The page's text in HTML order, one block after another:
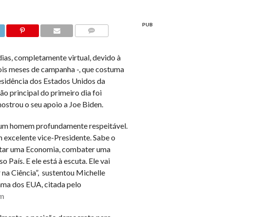
completamente virtual, devido à
meses de campanha -, que costuma
dos Estados Unidos da
principal do primeiro dia foi
o seu apoio a Joe Biden.
homem profundamente respeitável.
excelente vice-Presidente. Sabe o
uma Economia, combater uma
País. E ele está à escuta. Ele vai
Ciência”, sustentou Michelle
dos EUA, citada pelo
PUB